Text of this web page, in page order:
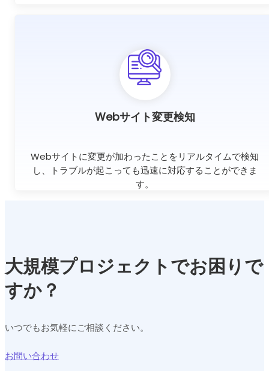
Webサイト変更検知
Webサイトに変更が加わったことをリアルタイムで検知
し、トラブルが起こっても迅速に対応することができま
す。
大規模プロジェクトでお困りで
すか？
いつでもお気軽にご相談ください。
お問い合わせ